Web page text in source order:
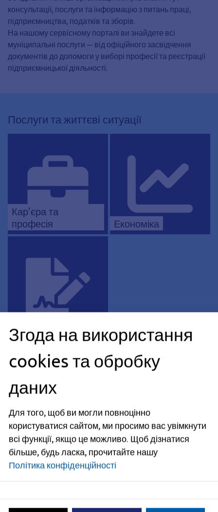
консультації, послуги та інформацію з питань праці,
підприємництва, податків та зборів.
На нашому сервісному порталі ви знайдете всі
муніципальні послуги — від офіційного засвідчення
документів до допомоги у виборі професії та реєстрації
підприємницької діяльності.
Послуги та життєві ситуації
Кар'єра та
професія
Економіка
Податки та збори
Новини
Управління містом
На благо роздрібної торгівлі та
Ерлангена як міста покупок.
Економіка, Місцезнаходження, Місто
Економічні показники, підтримка
На цій сторінці ви знайдете всю
Згода на використання
cookies та обробку
даних
Для того, щоб ви могли повноцінно
користуватися сайтом, ми просимо вас увімкнути
всі функції, якщо це можливо. Щоб дізнатися
більше, будь ласка, прочитайте нашу
Політика конфіденційності